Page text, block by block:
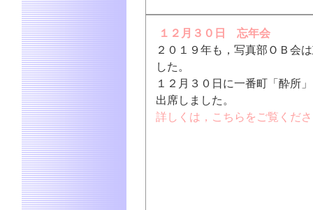
１２月３０日 忘年会
２０１９年も，写真部ＯＢ会
した。
１２月３０日に一番町「酔所
出席しました。
詳しくは，こちらをご覧くだ